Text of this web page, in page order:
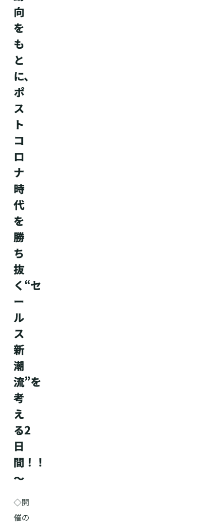
向
を
も
と
に、
ポ
ス
ト
コ
ロ
ナ
時
代
を
勝
ち
抜
く“セ
ー
ル
ス
新
潮
流”を
考
え
る2
日
間！！
～
◇開
催の